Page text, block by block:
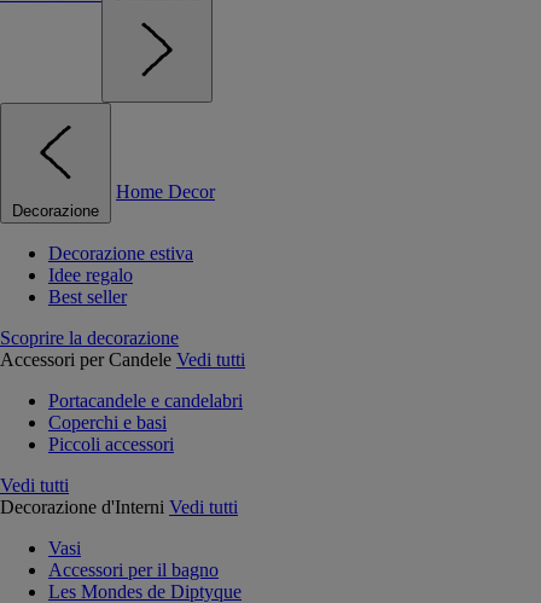
Decorazione
Home Decor
Decorazione estiva
Idee regalo
Best seller
Scoprire la decorazione
Accessori per Candele Vedi tutti
Portacandele e candelabri
Coperchi e basi
Piccoli accessori
Vedi tutti
Decorazione d'Interni Vedi tutti
Vasi
Accessori per il bagno
Les Mondes de Diptyque